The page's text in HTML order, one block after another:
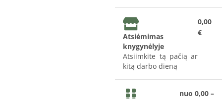
Atsiėmimas
knygynėlyje
Atsiimkite tą pačią ar
kitą darbo dieną
0,00
€
nuo 0,00 –